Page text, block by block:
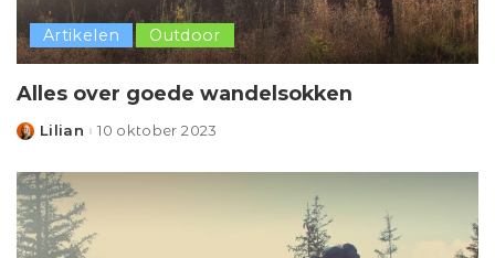
Artikelen Outdoor
Alles over goede wandelsokken
Posted
Lilian 10 oktober 2023